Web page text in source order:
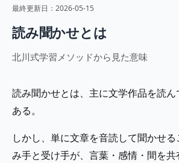
最終更新日：2026-05-15
読み聞かせとは
北川式学習メソッドから見た意味
読み聞かせとは、主に文学作品を読
ある。
しかし、単に文章を音読して聞かせ
み手と受け手が、言葉・感情・間を